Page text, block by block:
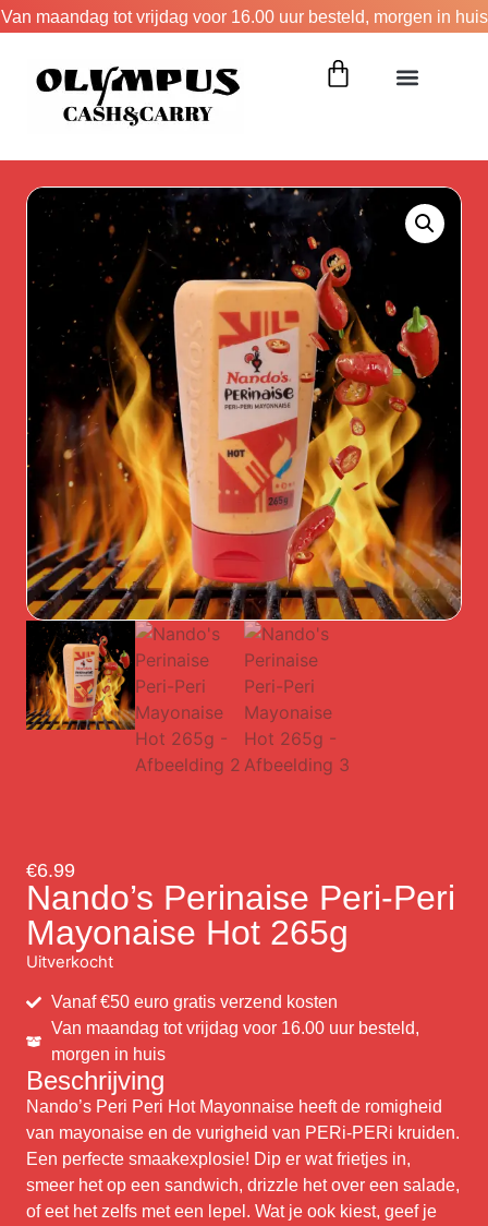
Van maandag tot vrijdag voor 16.00 uur besteld, morgen in huis
€6.99
Nando’s Perinaise Peri-Peri
Mayonaise Hot 265g
Uitverkocht
Vanaf €50 euro gratis verzend kosten
Van maandag tot vrijdag voor 16.00 uur besteld,
morgen in huis
Beschrijving
Nando’s Peri Peri Hot Mayonnaise heeft de romigheid
van mayonaise en de vurigheid van PERi-PERi kruiden.
Een perfecte smaakexplosie! Dip er wat frietjes in,
smeer het op een sandwich, drizzle het over een salade,
of eet het zelfs met een lepel. Wat je ook kiest, geef je